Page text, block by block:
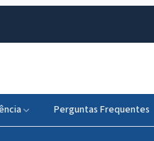
Perguntas Frequentes